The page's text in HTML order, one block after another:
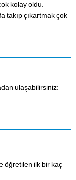
kolay oldu.
takıp çıkartmak çok
ulaşabilirsiniz:
öğretilen ilk bir kaç